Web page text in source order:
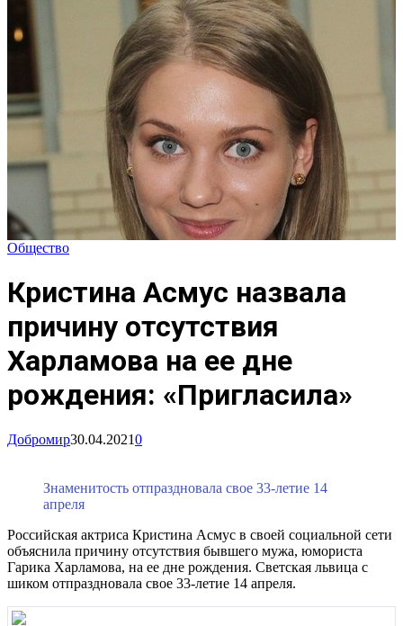
Общество
Кристина Асмус назвала
причину отсутствия
Харламова на ее дне
рождения: «Пригласила»
Добромир30.04.20210
Знаменитость отпраздновала свое 33-летие 14
апреля
Российская актриса Кристина Асмус в своей социальной сети
объяснила причину отсутствия бывшего мужа, юмориста
Гарика Харламова, на ее дне рождения. Светская львица с
шиком отпраздновала свое 33-летие 14 апреля.